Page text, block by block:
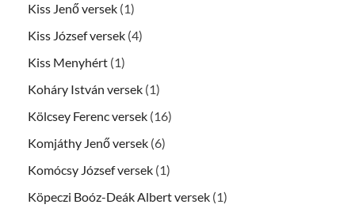
Kiss Jenő versek (1)
Kiss József versek (4)
Kiss Menyhért (1)
Koháry István versek (1)
Kölcsey Ferenc versek (16)
Komjáthy Jenő versek (6)
Komócsy József versek (1)
Köpeczi Boóz-Deák Albert versek (1)